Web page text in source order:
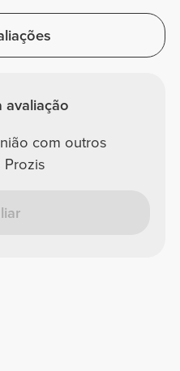
avaliação
com outros
Prozis